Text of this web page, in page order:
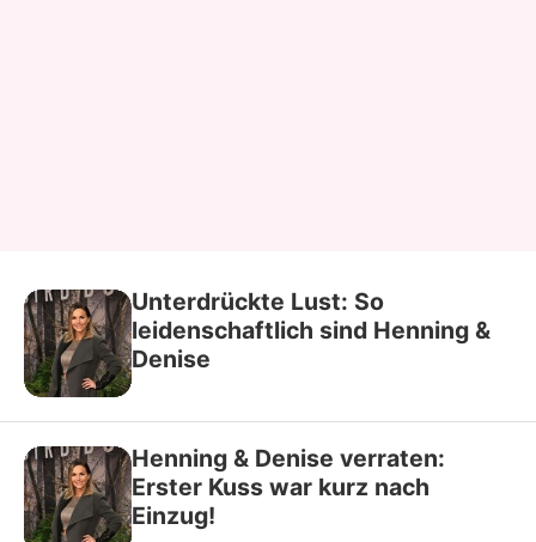
Unterdrückte Lust: So
leidenschaftlich sind Henning &
Denise
Henning & Denise verraten:
Erster Kuss war kurz nach
Einzug!